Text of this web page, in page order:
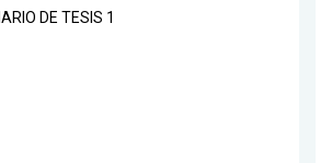
DE TESIS 1